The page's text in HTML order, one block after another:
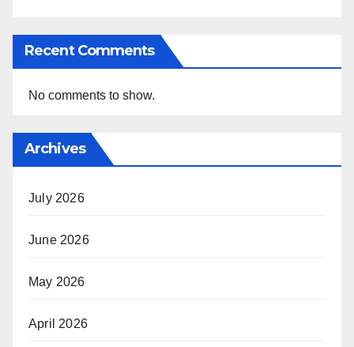
Recent Comments
No comments to show.
Archives
July 2026
June 2026
May 2026
April 2026